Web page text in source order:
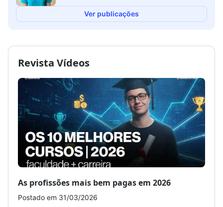
Ver publicações
Revista Vídeos
As profissões mais bem pagas em 2026
Postado em 31/03/2026